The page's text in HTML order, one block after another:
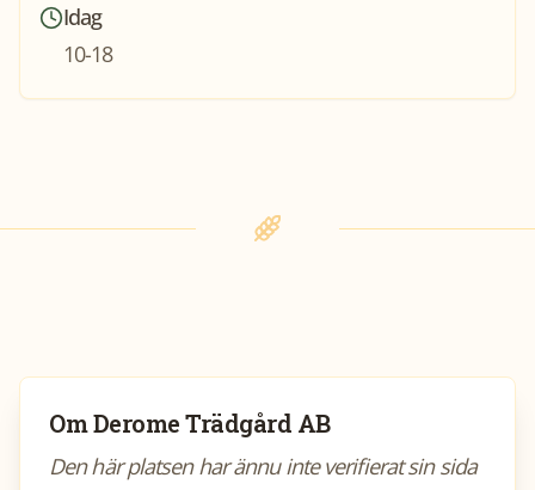
Idag
10-18
OmDerome Trädgård AB
Den här platsen har ännu inte verifierat sin sida